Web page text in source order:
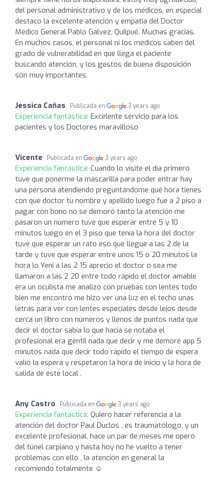
del personal administrativo y de los médicos, en especial
destaco la excelente atención y empatia del Doctor
Médico General Pablo Galvez, Quilpué. Muchas gracias.
En muchos casos, el personal ni los médicos saben del
grado de vulnerabilidad en que llega el paciente
buscando atención, y los gestos de buena disposición
son muy importantes.
Jessica Cañas Publicada en 3 years ago
Experiencia fantástica: Excelente servicio para los
pacientes y los Doctores maravilloso
Vicente Publicada en 3 years ago
Experiencia fantástica: Cuando lo visite el día primero
tuve que ponerme la mascarilla para poder entrar hay
una persona atendiendo preguntándome qué hora tienes
con que doctor tu nombre y apellido luego fue a 2 piso a
pagar con bono no se demoró tanto la atención me
pasaron un número tuve que esperar entre 5 y 10
minutos luego en el 3 piso que tenía la hora del doctor
tuve que esperar un rato eso que llegue a las 2 de la
tarde y tuve que esperar entre unos 15 o 20 minutos la
hora lo Yeni a las 2 15 aprecio el doctor o sea me
llamaron a las 2 20 entre todo rápido el doctor amable
era un oculista me analizo con pruebas con lentes todo
bien me encontró me hizo ver una luz en el techo unas
letras para ver con lentes especiales desde lejos desde
cerca un libro con números y llenos de puntos nada que
decir el doctor sabía lo que hacía se notaba el
profesional era gentil nada que decir y me demoré app 5
minutos nada que decir todo rápido el tiempo de espera
valió la espera y respetaron la hora de inicio y la hora de
salida de este local .
Any Castro Publicada en 3 years ago
Experiencia fantástica: Quiero hacer referencia a la
atención del doctor Paul Duclos , es traumatólogo, y un
excelente profesional, hace un par de meses me operó
del túnel carpiano y hasta hoy no he vuelto a tener
problemas con ello , la atención en general la
recomiendo totalmente ☺️